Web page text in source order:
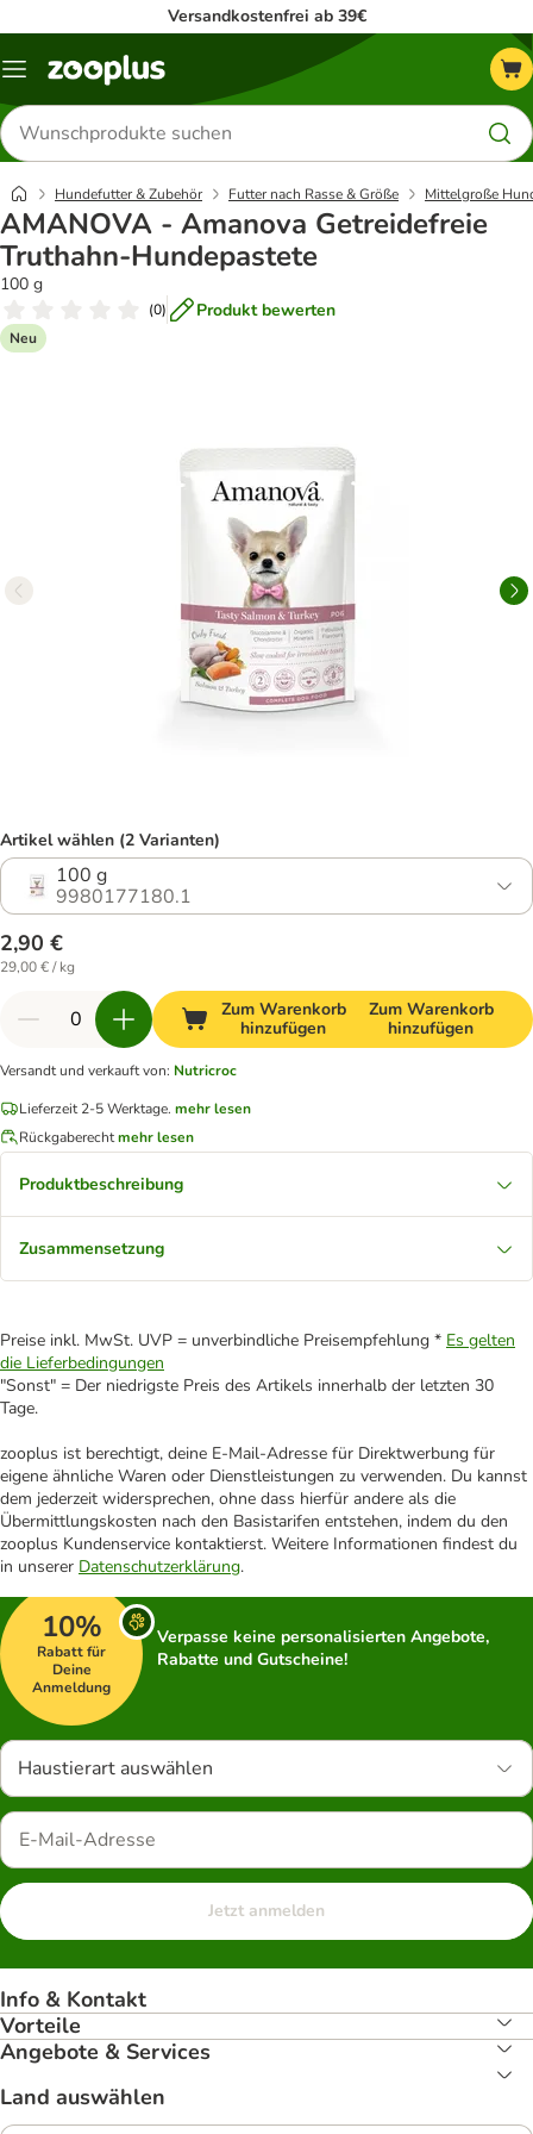
Versandkostenfrei ab 39€
Menü
Produkte
suchen
Hundefutter & Zubehör Futter nach Rasse & Größe Mittelgroße
AMANOVA - Amanova Getreidefreie
Truthahn-Hundepastete
100 g
(0) Produkt bewerten
Neu
Artikel wählen (2 Varianten)
100 g
9980177180.1
2,90 €
29,00 € / kg
Zum Warenkorb
hinzufügen
Zum Warenkorb
hinzufügen
Versandt und verkauft von: Nutricroc
Lieferzeit 2-5 Werktage. mehr lesen
Rückgaberechtmehr lesen
Produktbeschreibung
Zusammensetzung
Preise inkl. MwSt. UVP = unverbindliche Preisempfehlung * Es gelten
die Lieferbedingungen
"Sonst" = Der niedrigste Preis des Artikels innerhalb der letzten 30
Tage.
zooplus ist berechtigt, deine E-Mail-Adresse für Direktwerbung für
eigene ähnliche Waren oder Dienstleistungen zu verwenden. Du kannst
dem jederzeit widersprechen, ohne dass hierfür andere als die
Übermittlungskosten nach den Basistarifen entstehen, indem du den
zooplus Kundenservice kontaktierst. Weitere Informationen findest du
in unserer Datenschutzerklärung.
10%
Rabatt für
Deine
Anmeldung
Verpasse keine personalisierten Angebote,
Rabatte und Gutscheine!
Haustierart auswählen
Jetzt anmelden
Info & Kontakt
Vorteile
Angebote & Services
Land auswählen